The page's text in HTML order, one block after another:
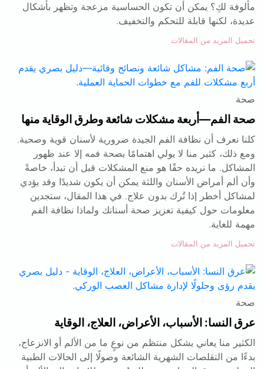
مألوفة لكِ؟ يمكن أن تكون الحساسية مزعجة وتظهر بأشكال
عديدة، لكنها قابلة للتحكم والتخفيف.
تحميل المزيد من المقالات
صحة
صحة الفم—أربعة مشكلات شائعة وطرق الوقاية منها
كلنا نعرف أن نظافة الفم الجيدة ضرورية لأسنان قوية وصحية.
ومع ذلك، كثير منا لا يولي اهتمامًا بصحة فمه إلا عند ظهور
المشاكل. ما نريده حقًا هو منع المشكلات قبل أن تبدأ، خاصةً
وأن ألم أمراض الأسنان واللثة يمكن أن يكون شديدًا وقد يؤدي
لمشاكل أخطر إذا تُرك بدون علاج. في هذا المقال، ستجدين
معلومات حول كيفية تعزيز صحة أسنانك ولماذا نظافة الفم
مهمة للغاية.
تحميل المزيد من المقالات
صحة
عرق النسا: الأسباب، الأعراض، العلاج، الوقاية
الكثير منا يعاني بشكل منتظم من نوعٍ ما من الألم أو الانزعاج،
بدءًا من التقلصات الشهرية الشائعة وصولًا إلى الحالات الطبية